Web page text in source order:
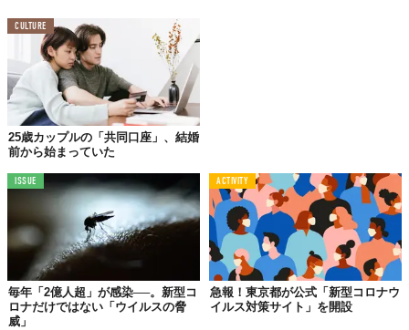
CULTURE
25歳カップルの「共同口座」、結婚
前から始まっていた
ISSUE
毎年「2億人超」が感染──。新型コ
ロナだけではない「ウイルスの脅
威」
ACTIVITY
急報！東京都が公式「新型コロナウ
イルス対策サイト」を開設